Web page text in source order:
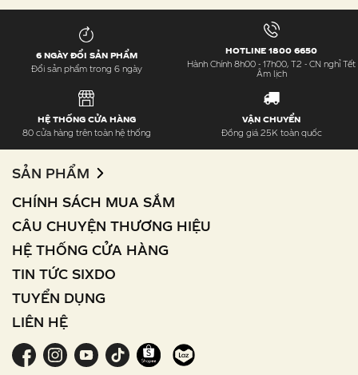
6 NGÀY ĐỔI SẢN PHẨM
Đổi sản phẩm trong 6 ngày
HOTLINE 1800 6650
Hành Chính 8h00 - 17h00, T2 - CN nghỉ Tết
Âm lịch
HỆ THỐNG CỬA HÀNG
80 cửa hàng trên toàn hệ thống
VẬN CHUYỂN
Đồng giá 25K toàn quốc
SẢN PHẨM
CHÍNH SÁCH MUA SẮM
CÂU CHUYỆN THƯƠNG HIỆU
HỆ THỐNG CỬA HÀNG
TIN TỨC SIXDO
TUYỂN DỤNG
LIÊN HỆ